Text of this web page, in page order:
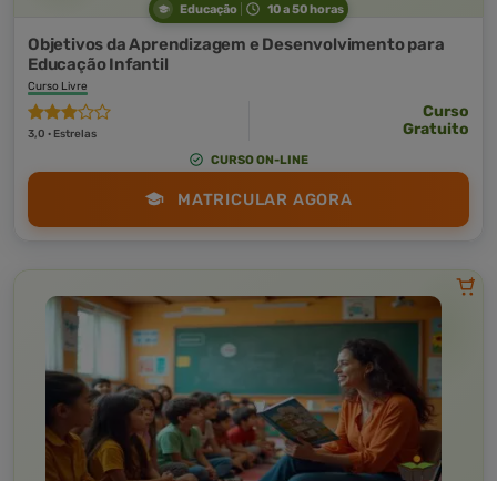
Educação 10 a 50 horas
Objetivos da Aprendizagem e Desenvolvimento para
Educação Infantil
Curso Livre
3,0 · Estrelas
Curso
Gratuito
CURSO ON-LINE
MATRICULAR AGORA